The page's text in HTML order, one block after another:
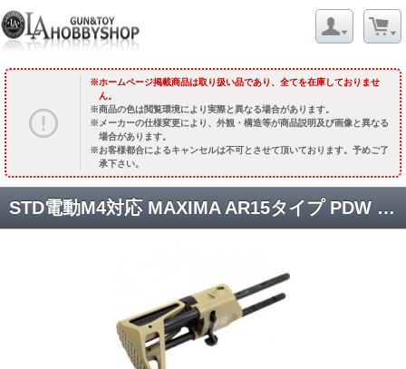
ホームページ掲載商品は取り扱い品であり、全てを在庫しておりませ
ん。
商品の色は閲覧環境により実際と異なる場合があります。
メーカーの仕様変更により、外観・構造等が商品説明及び画像と異なる
場合があります。
お客様都合によるキャンセルは不可とさせて頂いております。予めご了
承下さい。
STD電動M4対応 MAXIMA AR15タイプ PDW CQBストック【セラコート】/MDEカラー [取寄]